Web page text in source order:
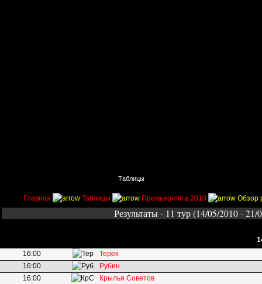
Таблицы
Главная Таблицы Премьер-лига 2010 Обзор
Результаты - 11 тур (14/05/2010 - 21/
16:00
Терек
16:00
Рубин
16:00
Крылья Советов